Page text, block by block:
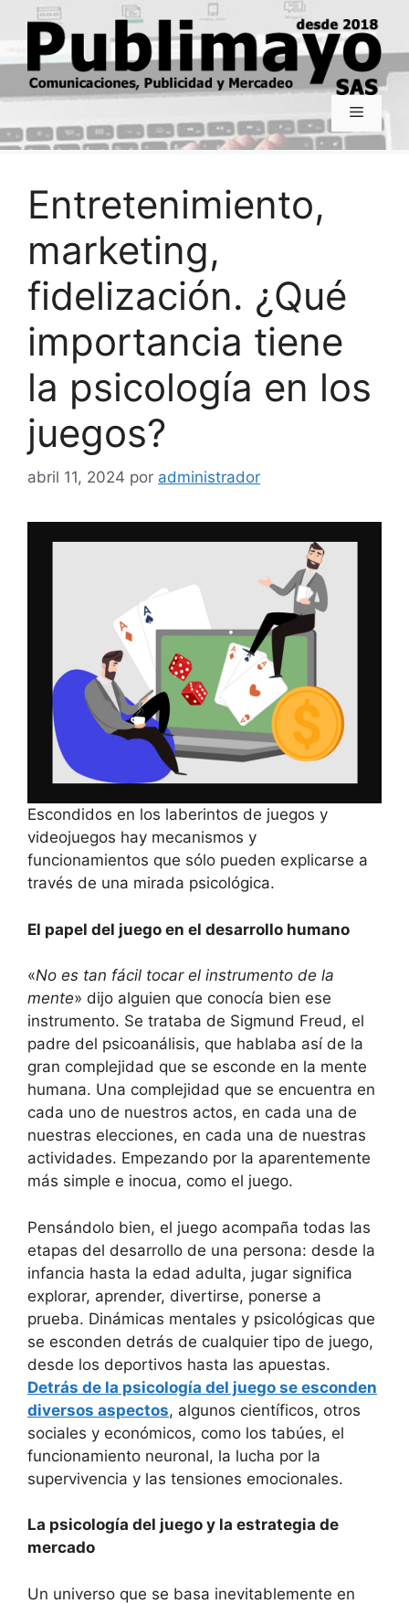
Saltar
contenido
Menú
Entretenimiento,
marketing,
fidelización. ¿Qué
importancia tiene
la psicología en los
juegos?
abril 11, 2024 por administrador
Escondidos en los laberintos de juegos y
videojuegos hay mecanismos y
funcionamientos que sólo pueden explicarse a
través de una mirada psicológica.
El papel del juego en el desarrollo humano
«No es tan fácil tocar el instrumento de la
mente» dijo alguien que conocía bien ese
instrumento. Se trataba de Sigmund Freud, el
padre del psicoanálisis, que hablaba así de la
gran complejidad que se esconde en la mente
humana. Una complejidad que se encuentra en
cada uno de nuestros actos, en cada una de
nuestras elecciones, en cada una de nuestras
actividades. Empezando por la aparentemente
más simple e inocua, como el juego.
Pensándolo bien, el juego acompaña todas las
etapas del desarrollo de una persona: desde la
infancia hasta la edad adulta, jugar significa
explorar, aprender, divertirse, ponerse a
prueba. Dinámicas mentales y psicológicas que
se esconden detrás de cualquier tipo de juego,
desde los deportivos hasta las apuestas.
Detrás de la psicología del juego se esconden
diversos aspectos, algunos científicos, otros
sociales y económicos, como los tabúes, el
funcionamiento neuronal, la lucha por la
supervivencia y las tensiones emocionales.
La psicología del juego y la estrategia de
mercado
Un universo que se basa inevitablemente en